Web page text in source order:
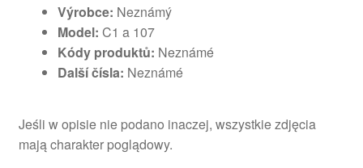
Výrobce: Neznámý
Model: C1 a 107
Kódy produktů: Neznámé
Další čísla: Neznámé
Jeśli w opisie nie podano inaczej, wszystkie zdjęcia
mają charakter poglądowy.